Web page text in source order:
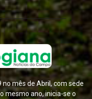
mês de Abril, com sede
mesmo ano, inicia-se o